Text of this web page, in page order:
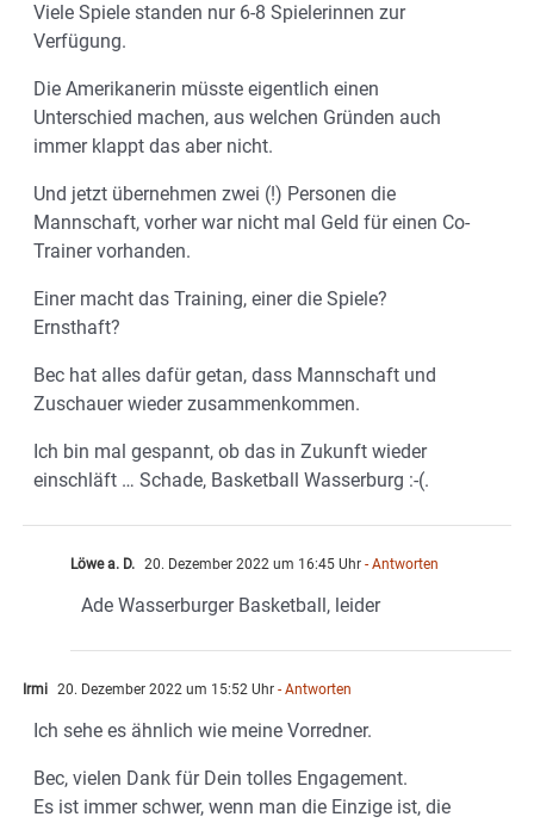
Viele Spiele standen nur 6-8 Spielerinnen zur
Verfügung.
Die Amerikanerin müsste eigentlich einen
Unterschied machen, aus welchen Gründen auch
immer klappt das aber nicht.
Und jetzt übernehmen zwei (!) Personen die
Mannschaft, vorher war nicht mal Geld für einen Co-
Trainer vorhanden.
Einer macht das Training, einer die Spiele?
Ernsthaft?
Bec hat alles dafür getan, dass Mannschaft und
Zuschauer wieder zusammenkommen.
Ich bin mal gespannt, ob das in Zukunft wieder
einschläft … Schade, Basketball Wasserburg :-(.
Löwe a. D. 20. Dezember 2022 um 16:45 Uhr - Antworten
Ade Wasserburger Basketball, leider
Irmi 20. Dezember 2022 um 15:52 Uhr - Antworten
Ich sehe es ähnlich wie meine Vorredner.
Bec, vielen Dank für Dein tolles Engagement.
Es ist immer schwer, wenn man die Einzige ist, die